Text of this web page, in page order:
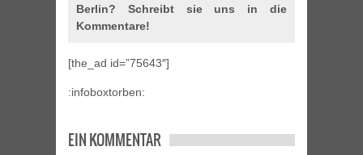
Berlin? Schreibt sie uns in die
Kommentare!
[the_ad id=”75643″]
:infoboxtorben:
EIN KOMMENTAR